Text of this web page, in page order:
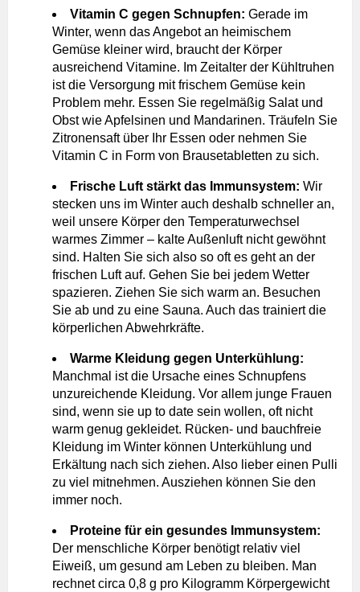
Vitamin C gegen Schnupfen: Gerade im
Winter, wenn das Angebot an heimischem
Gemüse kleiner wird, braucht der Körper
ausreichend Vitamine. Im Zeitalter der Kühltruhen
ist die Versorgung mit frischem Gemüse kein
Problem mehr. Essen Sie regelmäßig Salat und
Obst wie Apfelsinen und Mandarinen. Träufeln Sie
Zitronensaft über Ihr Essen oder nehmen Sie
Vitamin C in Form von Brausetabletten zu sich.
Frische Luft stärkt das Immunsystem: Wir
stecken uns im Winter auch deshalb schneller an,
weil unsere Körper den Temperaturwechsel
warmes Zimmer – kalte Außenluft nicht gewöhnt
sind. Halten Sie sich also so oft es geht an der
frischen Luft auf. Gehen Sie bei jedem Wetter
spazieren. Ziehen Sie sich warm an. Besuchen
Sie ab und zu eine Sauna. Auch das trainiert die
körperlichen Abwehrkräfte.
Warme Kleidung gegen Unterkühlung:
Manchmal ist die Ursache eines Schnupfens
unzureichende Kleidung. Vor allem junge Frauen
sind, wenn sie up to date sein wollen, oft nicht
warm genug gekleidet. Rücken- und bauchfreie
Kleidung im Winter können Unterkühlung und
Erkältung nach sich ziehen. Also lieber einen Pulli
zu viel mitnehmen. Ausziehen können Sie den
immer noch.
Proteine für ein gesundes Immunsystem:
Der menschliche Körper benötigt relativ viel
Eiweiß, um gesund am Leben zu bleiben. Man
rechnet circa 0,8 g pro Kilogramm Körpergewicht